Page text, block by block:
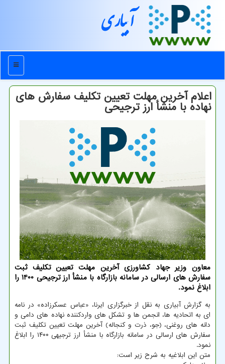
آبیاری
منو
اعلام آخرین مهلت تعیین تکلیف سفارش های
نهاده با منشأ ارز ترجیحی
معاون وزیر جهاد کشاورزی آخرین مهلت تعیین تکلیف ثبت
سفارش های ارسالی در سامانه بازارگاه با منشأ ارز ترجیحی 1400 را
ابلاغ نمود.
به گزارش آبیاری به نقل از خبرگزاری ایرنا، «عباس عسکرزاده» در نامه
ای به اتحادیه ها، انجمن ها و تشکل های واردکننده نهاده های دامی و
دانه های روغنی، (جو، ذرت و کنجاله) آخرین مهلت تعیین تکلیف ثبت
سفارش های ارسالی در سامانه بازارگاه با منشأ ارز ترجیهی ۱۴۰۰ را ابلاغ
نمود.
متن این ابلاغیه به شرح زیر است: